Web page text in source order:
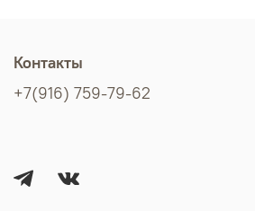
Контакты
+7(916) 759-79-62